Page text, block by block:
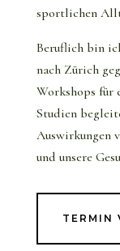
sportlichen
Beruflich bin
nach Zürich
Workshops für
Studien
Auswirkungen
und unsere
TERMIN